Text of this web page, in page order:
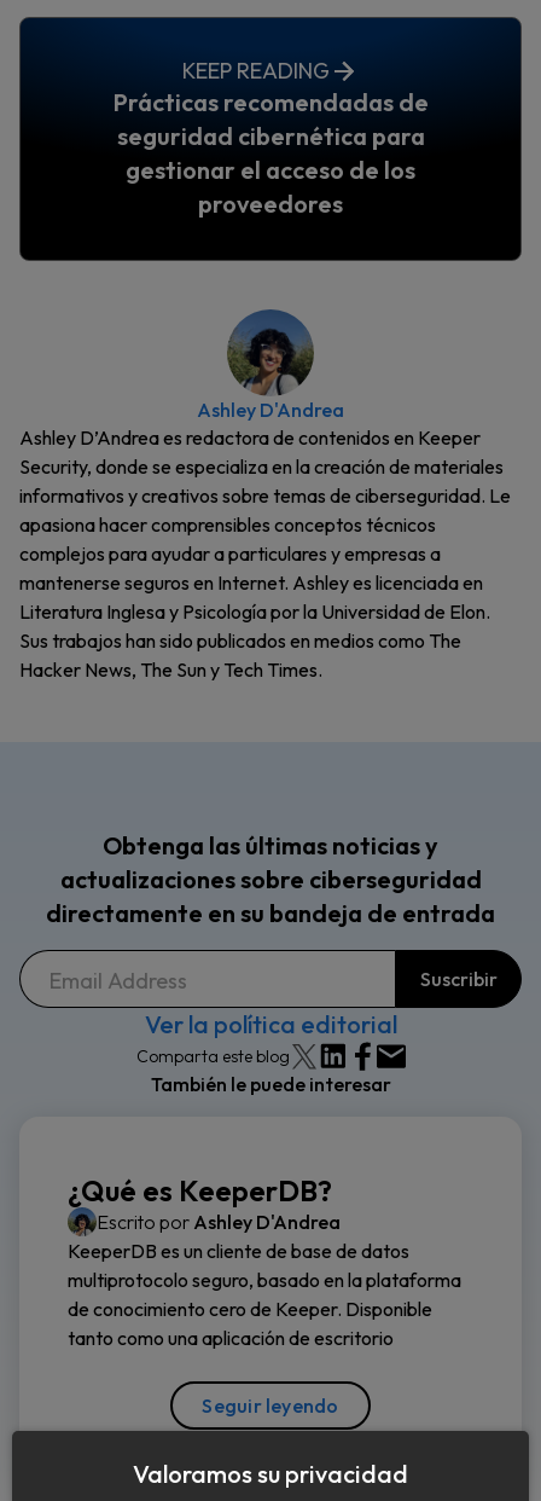
KEEP READING
Prácticas recomendadas de
seguridad cibernética para
gestionar el acceso de los
proveedores
Ashley D'Andrea
Ashley D’Andrea es redactora de contenidos en Keeper
Security, donde se especializa en la creación de materiales
informativos y creativos sobre temas de ciberseguridad. Le
apasiona hacer comprensibles conceptos técnicos
complejos para ayudar a particulares y empresas a
mantenerse seguros en Internet. Ashley es licenciada en
Literatura Inglesa y Psicología por la Universidad de Elon.
Sus trabajos han sido publicados en medios como The
Hacker News, The Sun y Tech Times.
Obtenga las últimas noticias y
actualizaciones sobre ciberseguridad
directamente en su bandeja de entrada
Ver la política editorial
Comparta este blog
También le puede interesar
¿Qué es KeeperDB?
Escrito por Ashley D'Andrea
KeeperDB es un cliente de base de datos
multiprotocolo seguro, basado en la plataforma
de conocimiento cero de Keeper. Disponible
tanto como una aplicación de escritorio
Seguir leyendo
Valoramos su privacidad